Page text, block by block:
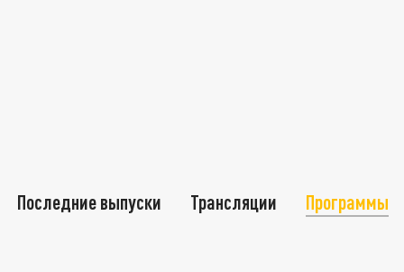
Последние выпуски Трансляции Программы